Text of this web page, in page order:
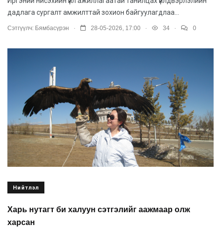
дадлага сургалт амжилттай зохион байгуулагдлаа...
Сэтгүүлч: Бямбасүрэн . 28-05-2026, 17:00 . 34 . 0
Нийтлэл
Харь нутагт би халуун сэтгэлийг аажмаар олж
харсан